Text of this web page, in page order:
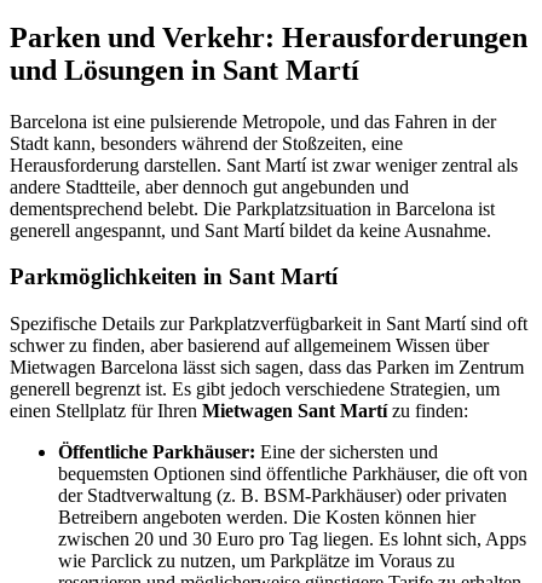
Parken und Verkehr: Herausforderungen
und Lösungen in Sant Martí
Barcelona ist eine pulsierende Metropole, und das Fahren in der
Stadt kann, besonders während der Stoßzeiten, eine
Herausforderung darstellen. Sant Martí ist zwar weniger zentral als
andere Stadtteile, aber dennoch gut angebunden und
dementsprechend belebt. Die Parkplatzsituation in Barcelona ist
generell angespannt, und Sant Martí bildet da keine Ausnahme.
Parkmöglichkeiten in Sant Martí
Spezifische Details zur Parkplatzverfügbarkeit in Sant Martí sind oft
schwer zu finden, aber basierend auf allgemeinem Wissen über
Mietwagen Barcelona lässt sich sagen, dass das Parken im Zentrum
generell begrenzt ist. Es gibt jedoch verschiedene Strategien, um
einen Stellplatz für Ihren Mietwagen Sant Martízu finden:
Öffentliche Parkhäuser: Eine der sichersten und
bequemsten Optionen sind öffentliche Parkhäuser, die oft von
der Stadtverwaltung (z. B. BSM-Parkhäuser) oder privaten
Betreibern angeboten werden. Die Kosten können hier
zwischen 20 und 30 Euro pro Tag liegen. Es lohnt sich, Apps
wie Parclick zu nutzen, um Parkplätze im Voraus zu